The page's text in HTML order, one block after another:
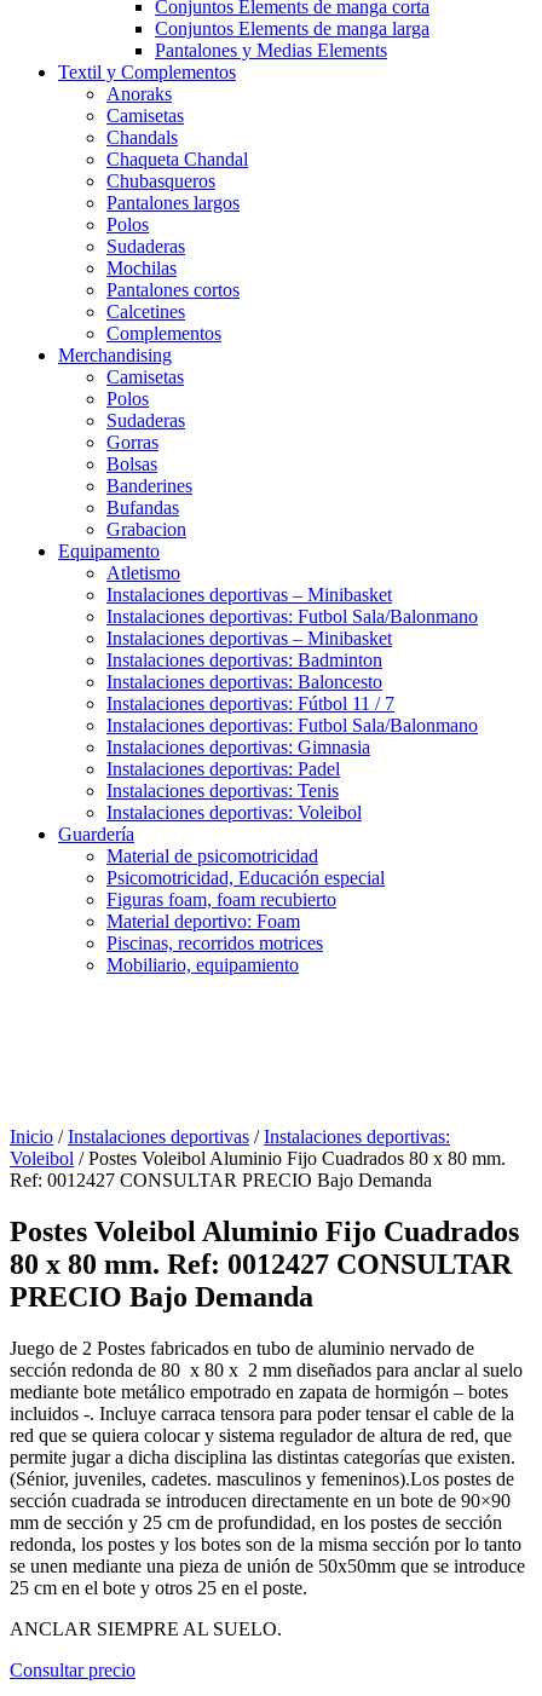
Conjuntos Elements de manga corta
Conjuntos Elements de manga larga
Pantalones y Medias Elements
Textil y Complementos
Anoraks
Camisetas
Chandals
Chaqueta Chandal
Chubasqueros
Pantalones largos
Polos
Sudaderas
Mochilas
Pantalones cortos
Calcetines
Complementos
Merchandising
Camisetas
Polos
Sudaderas
Gorras
Bolsas
Banderines
Bufandas
Grabacion
Equipamento
Atletismo
Instalaciones deportivas – Minibasket
Instalaciones deportivas: Futbol Sala/Balonmano
Instalaciones deportivas – Minibasket
Instalaciones deportivas: Badminton
Instalaciones deportivas: Baloncesto
Instalaciones deportivas: Fútbol 11 / 7
Instalaciones deportivas: Futbol Sala/Balonmano
Instalaciones deportivas: Gimnasia
Instalaciones deportivas: Padel
Instalaciones deportivas: Tenis
Instalaciones deportivas: Voleibol
Guardería
Material de psicomotricidad
Psicomotricidad, Educación especial
Figuras foam, foam recubierto
Material deportivo: Foam
Piscinas, recorridos motrices
Mobiliario, equipamiento
Inicio /Instalaciones deportivas /Instalaciones deportivas:
Voleibol / Postes Voleibol Aluminio Fijo Cuadrados 80 x 80 mm.
Ref: 0012427 CONSULTAR PRECIO Bajo Demanda
Postes Voleibol Aluminio Fijo Cuadrados
80 x 80 mm. Ref: 0012427 CONSULTAR
PRECIO Bajo Demanda
Juego de 2 Postes fabricados en tubo de aluminio nervado de
sección redonda de 80 x 80 x 2 mm diseñados para anclar al suelo
mediante bote metálico empotrado en zapata de hormigón – botes
incluidos -. Incluye carraca tensora para poder tensar el cable de la
red que se quiera colocar y sistema regulador de altura de red, que
permite jugar a dicha disciplina las distintas categorías que existen.
(Sénior, juveniles, cadetes. masculinos y femeninos).Los postes de
sección cuadrada se introducen directamente en un bote de 90×90
mm de sección y 25 cm de profundidad, en los postes de sección
redonda, los postes y los botes son de la misma sección por lo tanto
se unen mediante una pieza de unión de 50x50mm que se introduce
25 cm en el bote y otros 25 en el poste.
ANCLAR SIEMPRE AL SUELO.
Consultar precio